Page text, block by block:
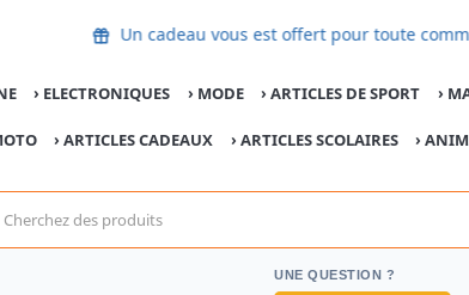
Un cadeau vous est offert pour toute
› ELECTRONIQUES › MODE ›ARTICLES DE SPORT ›
› ARTICLES CADEAUX › ARTICLES SCOLAIRES ›
UNE QUESTION ?